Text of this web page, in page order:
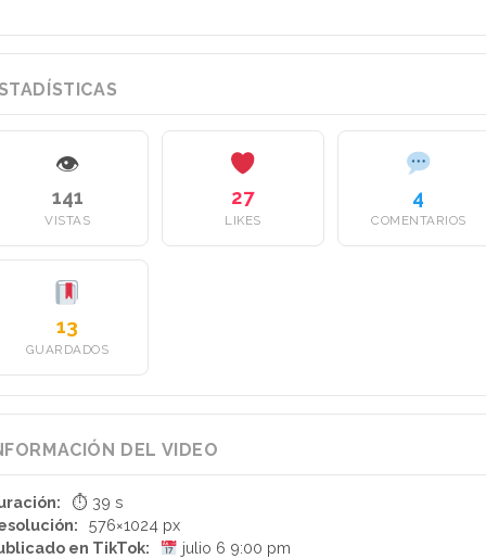
👁
141
VISTAS
27
LIKES
4
COMENTARIOS
13
GUARDADOS
DEL VIDEO
⏱ 39 s
576×1024 px
en TikTok:
julio 6 9:00 pm